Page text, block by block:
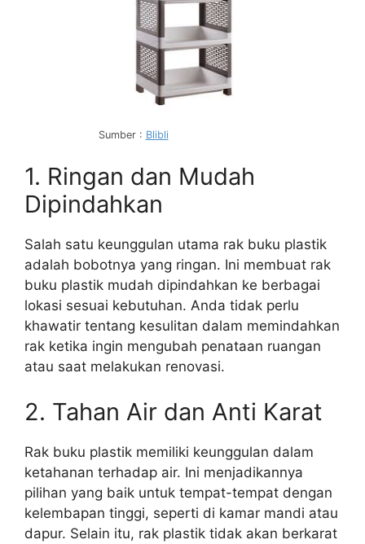
Sumber : Blibli
1. Ringan dan Mudah
Dipindahkan
Salah satu keunggulan utama rak buku plastik
adalah bobotnya yang ringan. Ini membuat rak
buku plastik mudah dipindahkan ke berbagai
lokasi sesuai kebutuhan. Anda tidak perlu
khawatir tentang kesulitan dalam memindahkan
rak ketika ingin mengubah penataan ruangan
atau saat melakukan renovasi.
2. Tahan Air dan Anti Karat
Rak buku plastik memiliki keunggulan dalam
ketahanan terhadap air. Ini menjadikannya
pilihan yang baik untuk tempat-tempat dengan
kelembapan tinggi, seperti di kamar mandi atau
dapur. Selain itu, rak plastik tidak akan berkarat